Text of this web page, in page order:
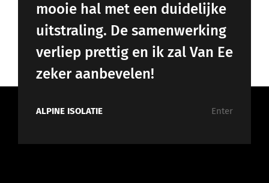
mooie hal met een duidelijke
uitstraling. De samenwerking
verliep prettig en ik zal Van Ee
zeker aanbevelen!
ALPINE ISOLATIE Enter